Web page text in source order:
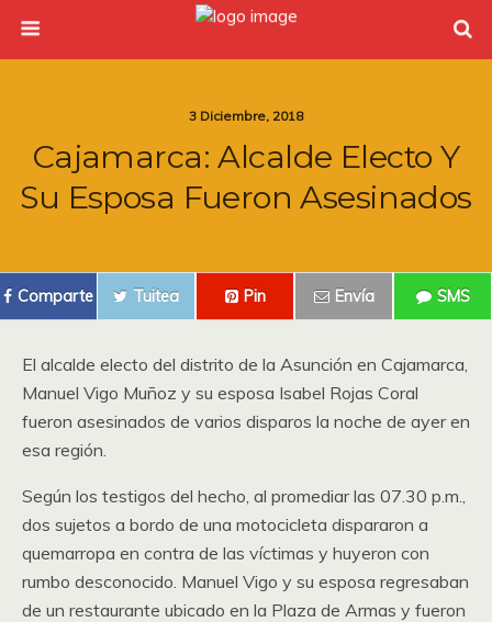
3 Diciembre, 2018
Cajamarca: Alcalde Electo Y
Su Esposa Fueron Asesinados
Comparte Tuitea Pin Envía SMS
El alcalde electo del distrito de la Asunción en Cajamarca,
Manuel Vigo Muñoz y su esposa Isabel Rojas Coral
fueron asesinados de varios disparos la noche de ayer en
esa región.
Según los testigos del hecho, al promediar las 07.30 p.m.,
dos sujetos a bordo de una motocicleta dispararon a
quemarropa en contra de las víctimas y huyeron con
rumbo desconocido. Manuel Vigo y su esposa regresaban
de un restaurante ubicado en la Plaza de Armas y fueron